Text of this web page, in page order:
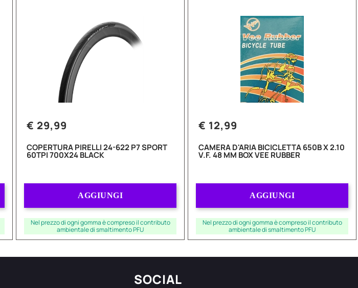
€ 29,99
COPERTURA PIRELLI 24-622 P7 SPORT
60TPI 700X24 BLACK
AGGIUNGI
Nel prezzo di ogni gomma è compreso il contributo
ambientale di smaltimento PFU
€ 12,99
CAMERA D'ARIA BICICLETTA 650B X 2.10
V.F. 48 MM BOX VEE RUBBER
AGGIUNGI
Nel prezzo di ogni gomma è compreso il contributo
ambientale di smaltimento PFU
SOCIAL